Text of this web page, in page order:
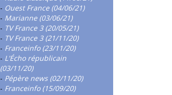
- Ouest France (04/06/21)
- Marianne (03/06/21)
- TV France 3 (20/05/21)
- TV France 3 (21/11/20)
- Franceinfo (23/11/20)
- L'Écho républicain
(03/11/20)
- Pépère news (02/11/20)
- Franceinfo (15/09/20)